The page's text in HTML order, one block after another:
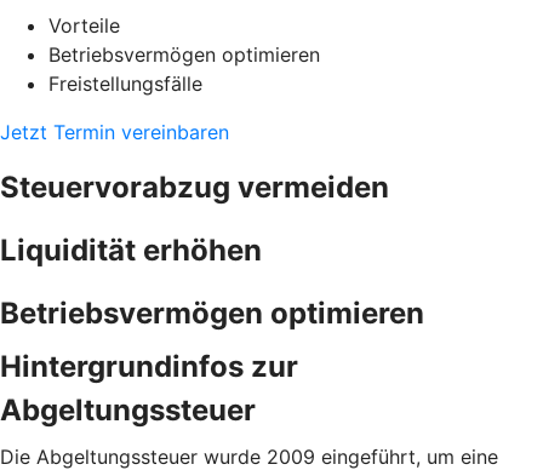
Vorteile
Betriebsvermögen optimieren
Freistellungsfälle
Jetzt Termin vereinbaren
Steuervorabzug vermeiden
Liquidität erhöhen
Betriebsvermögen optimieren
Hintergrundinfos zur
Abgeltungssteuer
Die Abgeltungssteuer wurde 2009 eingeführt, um eine